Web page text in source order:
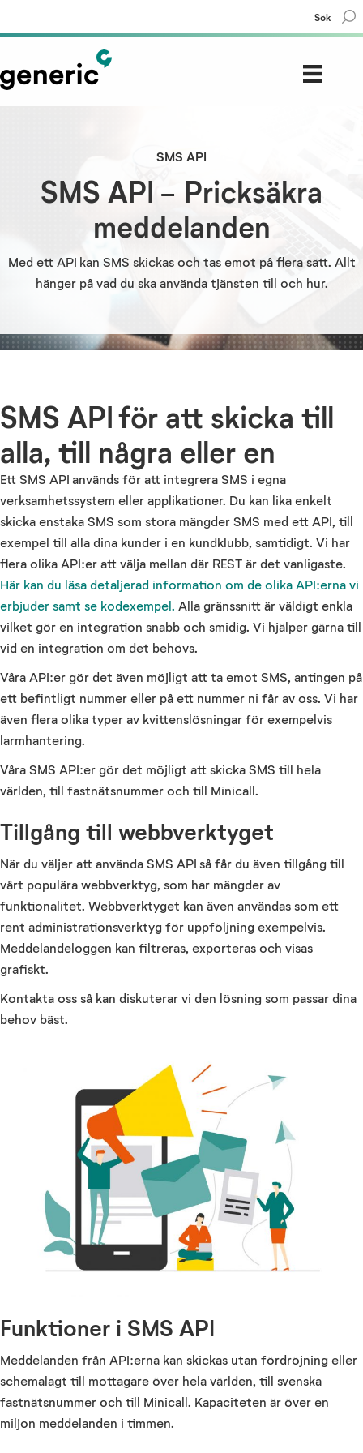
Sök
SMS API
SMS API - Pricksäkra
meddelanden
Med ett API kan SMS skickas och tas emot på flera sätt. Allt
hänger på vad du ska använda tjänsten till och hur.
SMS API för att skicka till
alla, till några eller en
Ett SMS API används för att integrera SMS i egna
verksamhetssystem eller applikationer. Du kan lika enkelt
skicka enstaka SMS som stora mängder SMS med ett API, till
exempel till alla dina kunder i en kundklubb, samtidigt. Vi har
flera olika API:er att välja mellan där REST är det vanligaste.
Här kan du läsa detaljerad information om de olika API:erna vi
erbjuder samt se kodexempel. Alla gränssnitt är väldigt enkla
vilket gör en integration snabb och smidig. Vi hjälper gärna till
vid en integration om det behövs.
Våra API:er gör det även möjligt att ta emot SMS, antingen på
ett befintligt nummer eller på ett nummer ni får av oss. Vi har
även flera olika typer av kvittenslösningar för exempelvis
larmhantering.
Våra SMS API:er gör det möjligt att skicka SMS till hela
världen, till fastnätsnummer och till Minicall.
Tillgång till webbverktyget
När du väljer att använda SMS API så får du även tillgång till
vårt populära webbverktyg, som har mängder av
funktionalitet. Webbverktyget kan även användas som ett
rent administrationsverktyg för uppföljning exempelvis.
Meddelandeloggen kan filtreras, exporteras och visas
grafiskt.
Kontakta oss så kan diskuterar vi den lösning som passar dina
behov bäst.
Funktioner i SMS API
Meddelanden från API:erna kan skickas utan fördröjning eller
schemalagt till mottagare över hela världen, till svenska
fastnätsnummer och till Minicall. Kapaciteten är över en
miljon meddelanden i timmen.